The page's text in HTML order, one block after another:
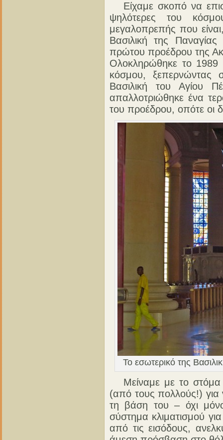
Είχαμε σκοπό να
ψηλότερες του
μεγαλοπρεπής που
Βασιλική της
πρώτου προέδρου της
Ολοκληρώθηκε το 1989
κόσμου, ξεπερνώντας
Βασιλική του Αγίου
απαλλοτριώθηκε ένα
του προέδρου, οπότε οι
Το εσωτερικό της
Μείναμε με το στόμα
(από τους πολλούς!)
τη βάση του – όχι
σύστημα κλιματισμού
από τις εισόδους,